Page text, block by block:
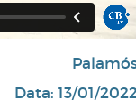
Data: 13/01/